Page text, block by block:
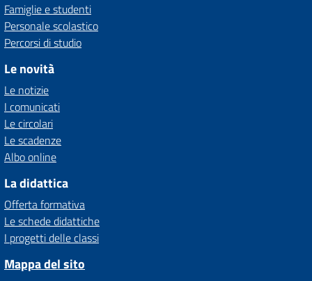
Famiglie e studenti
Personale scolastico
Percorsi di studio
Le novità
Le notizie
I comunicati
Le circolari
Le scadenze
Albo online
La didattica
Offerta formativa
Le schede didattiche
I progetti delle classi
Mappa del sito